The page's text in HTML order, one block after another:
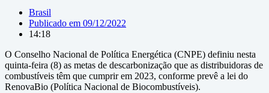
Brasil
Publicado em 09/12/2022
14:18
O Conselho Nacional de Política Energética (CNPE) definiu nesta
quinta-feira (8) as metas de descarbonização que as distribuidoras de
combustíveis têm que cumprir em 2023, conforme prevê a lei do
RenovaBio (Política Nacional de Biocombustíveis).